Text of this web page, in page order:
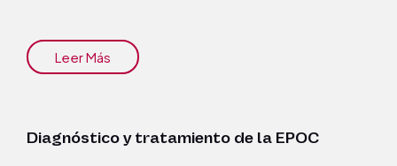
Leer Más
Diagnóstico y tratamiento de la EPOC